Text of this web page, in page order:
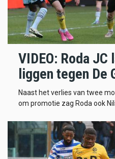
VIDEO: Roda
liggen tegen De
Naast het verlies van twee
om promotie zag Roda ook